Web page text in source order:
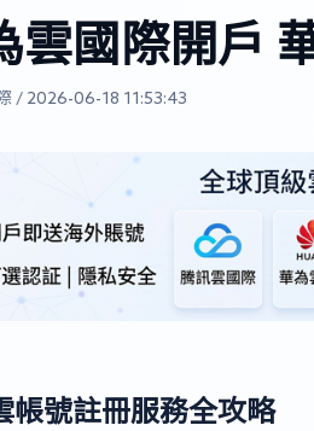
雲國際開戶
/ 2026-06-18 11:53:43
帳號註冊服務全攻略